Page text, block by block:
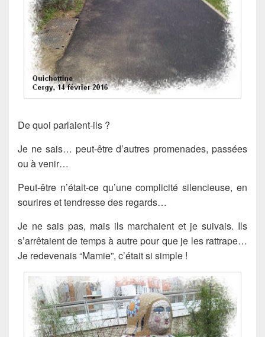
De quoi parlaient-ils ?
Je ne sais… peut-être d’autres promenades, passées
ou à venir…
Peut-être n’était-ce qu’une complicité silencieuse, en
sourires et tendresse des regards…
Je ne sais pas, mais ils marchaient et je suivais. Ils
s’arrêtaient de temps à autre pour que je les rattrape…
Je redevenais “Mamie”, c’était si simple !